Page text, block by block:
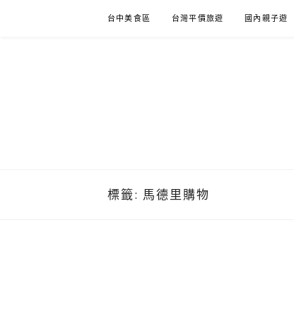
台中美食區 台灣平價旅遊 國內親子遊
標籤: 馬德里購物